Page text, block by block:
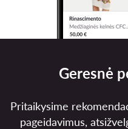
Geresnė
Pritaikysime
pageidavimus,